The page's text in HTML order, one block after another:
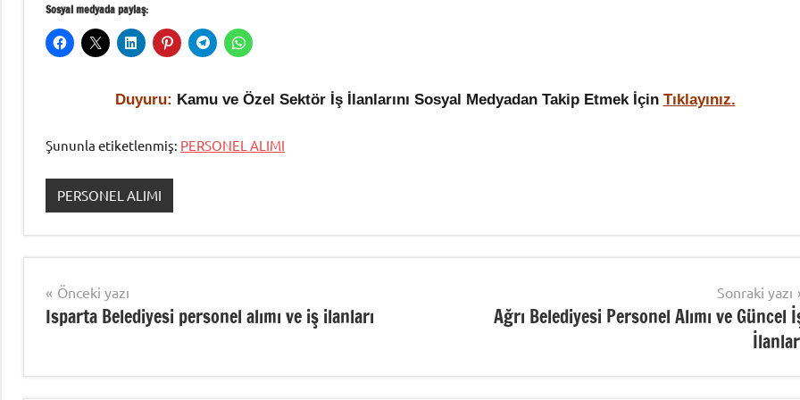
Sosyal medyada paylaş:
Duyuru: Kamu ve Özel Sektör İş İlanlarını Sosyal Medyadan Takip Etmek İçin Tıklayınız.
Şununla etiketlenmiş: PERSONEL ALIMI
PERSONEL ALIMI
Yazı
gezinmesi
Önceki yazı
Isparta Belediyesi personel alımı ve iş ilanları
Sonraki yazı
Ağrı Belediyesi Personel Alımı ve Güncel